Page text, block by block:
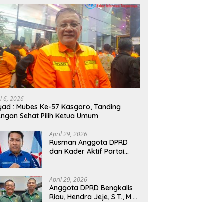
6, 2026
: Mubes Ke-57 Kasgoro, Tanding
Sehat Pilih Ketua Umum
April 29, 2026
Rusman Anggota DPRD
dan Kader Aktif Partai
Cik Ujang Pimpin DPD
Partai Demokrat SumSel
April 29, 2026
Anggota DPRD Bengkalis
Riau, Hendra Jeje, S.T., M.M